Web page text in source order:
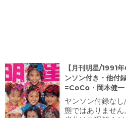
【月刊明星/1991
ンソン付き・他付
=CoCo・岡本健一
ヤンソン付録な
態ではありませ